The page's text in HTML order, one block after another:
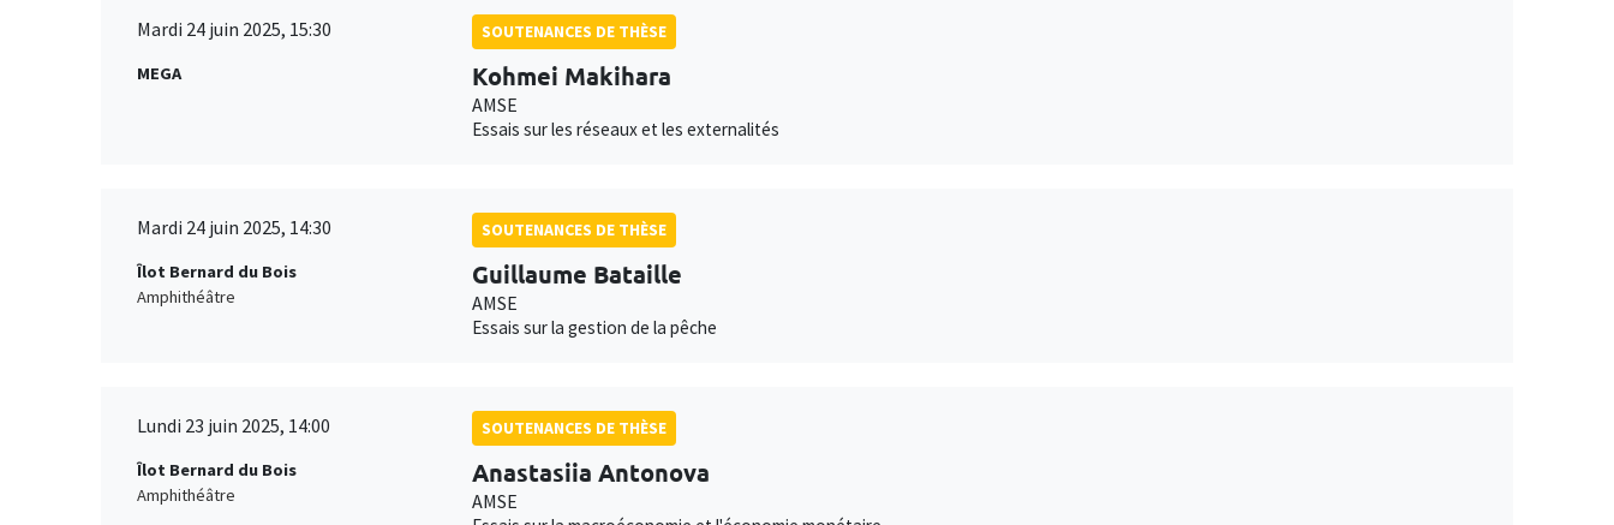
Mardi 24 juin 2025, 15:30
MEGA
SOUTENANCES DE THÈSE
Kohmei Makihara
AMSE
Essais sur les réseaux et les externalités
Mardi 24 juin 2025, 14:30
Îlot Bernard du Bois
Amphithéâtre
SOUTENANCES DE THÈSE
Guillaume Bataille
AMSE
Essais sur la gestion de la pêche
Lundi 23 juin 2025, 14:00
Îlot Bernard du Bois
Amphithéâtre
SOUTENANCES DE THÈSE
Anastasiia Antonova
AMSE